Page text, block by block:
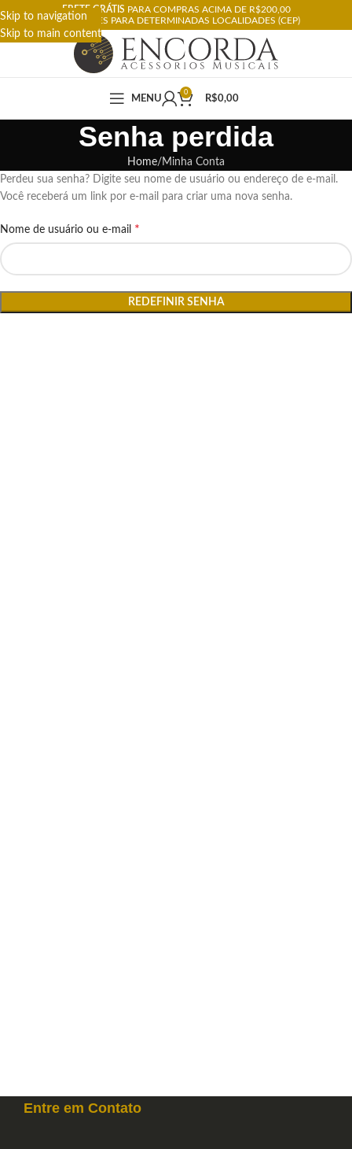
Skip to navigation
Skip to main content
FRETE GRÁTIS PARA COMPRAS ACIMA DE R$200,00
RESTRIÇÕES PARA DETERMINADAS LOCALIDADES (CEP)
MENU
0
R$0,00
Senha perdida
Home Minha Conta
Perdeu sua senha? Digite seu nome de usuário ou endereço de e-mail.
Você receberá um link por e-mail para criar uma nova senha.
Nome de usuário ou e-mail *
REDEFINIR SENHA
Entre em Contato